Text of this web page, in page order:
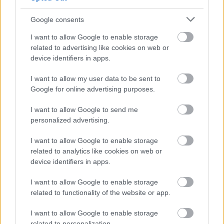
Google consents
I want to allow Google to enable storage
related to advertising like cookies on web or
device identifiers in apps.
I want to allow my user data to be sent to
Google for online advertising purposes.
I want to allow Google to send me
personalized advertising.
I want to allow Google to enable storage
related to analytics like cookies on web or
device identifiers in apps.
I want to allow Google to enable storage
related to functionality of the website or app.
I want to allow Google to enable storage
Aminél még jobban kilóg a lóláb, ha észrevesszük
mások is kaptak szép számmal ebből a tömegesen
kiküldött körlevélből. Aminél nem erősíti a bizalmi
indexet az sem, hogykülönféle változatos e-mail
címekről, és akár többszörösen is érkeznek ezek